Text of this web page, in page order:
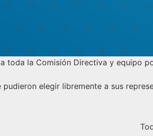
toda la Comisión Directiva y equipo
elegir libremente a sus